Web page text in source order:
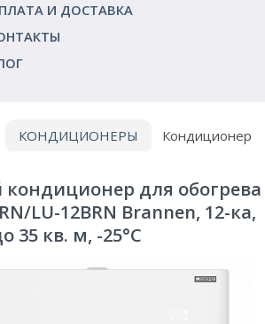
И ДОСТАВКА
КОНДИЦИОНЕРЫ
Кондиционер
для обогрева
LU-12BRN Brannen, 12-ка,
35 кв. м, -25°C